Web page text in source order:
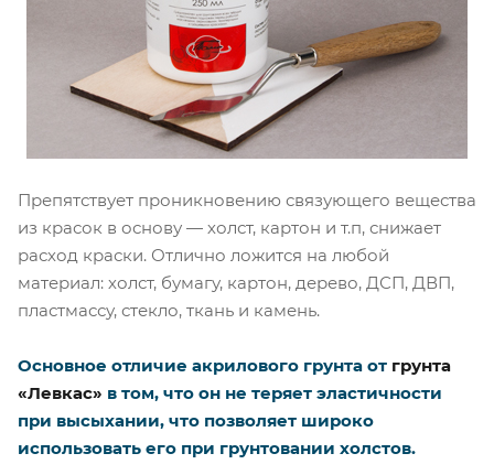
Препятствует проникновению связующего вещества
из красок в основу — холст, картон и т.п, снижает
расход краски. Отлично ложится на любой
материал: холст, бумагу, картон, дерево, ДСП, ДВП,
пластмассу, стекло, ткань и камень.
Основное отличие акрилового грунта от грунта
«Левкас» в том, что он не теряет эластичности
при высыхании, что позволяет широко
использовать его при грунтовании холстов.